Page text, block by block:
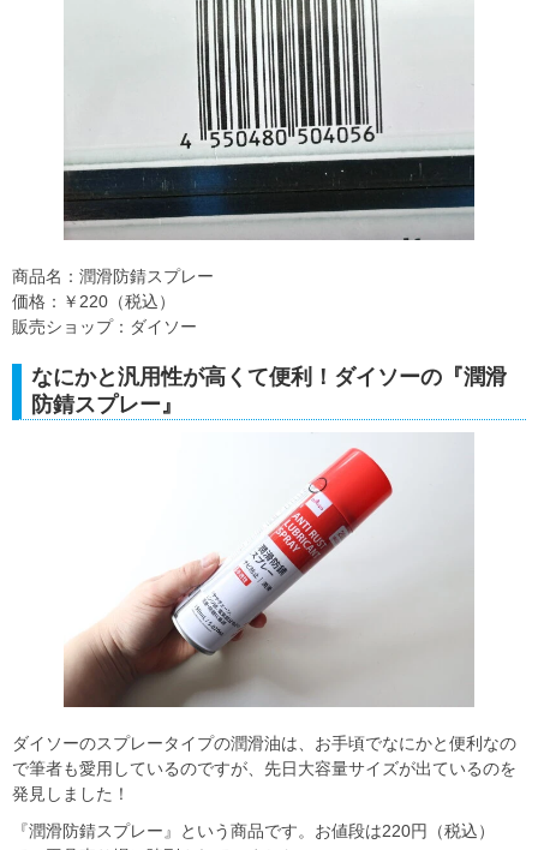
商品名：潤滑防錆スプレー
価格：￥220（税込）
販売ショップ：ダイソー
なにかと汎用性が高くて便利！ダイソーの『潤滑
防錆スプレー』
ダイソーのスプレータイプの潤滑油は、お手頃でなにかと便利なの
で筆者も愛用しているのですが、先日大容量サイズが出ているのを
発見しました！
『潤滑防錆スプレー』という商品です。お値段は220円（税込）